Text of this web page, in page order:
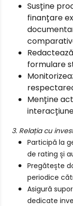
Susține
finanțare
formulare
Menține
3. Relația cu
Participă la
de rating și
Pregătește
periodice
Asigură
dedicate